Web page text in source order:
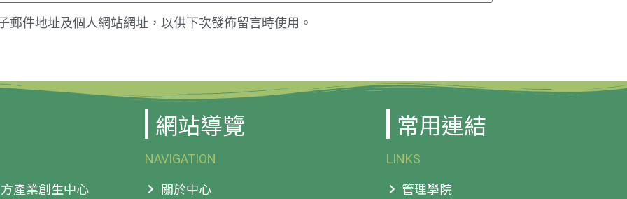
郵件地址及個人網站網址，以供下次發佈留言時使用。
產業創生中心
網站導覽
NAVIGATION
關於中心
常用連結
LINKS
管理學院